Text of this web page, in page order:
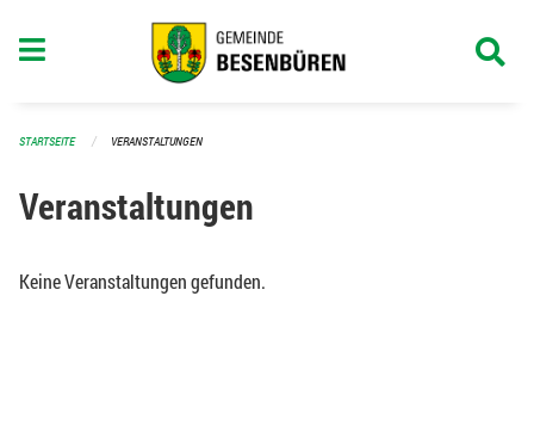
STARTSEITE VERANSTALTUNGEN
Veranstaltungen
Keine Veranstaltungen gefunden.